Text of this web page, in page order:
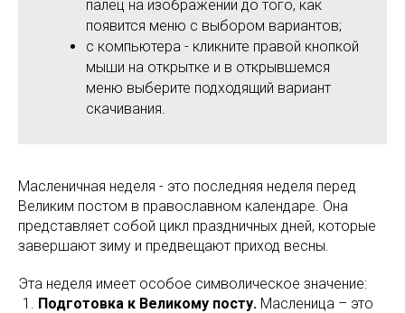
палец на изображении до того, как
появится меню с выбором вариантов;
с компьютера - кликните правой кнопкой
мыши на открытке и в открывшемся
меню выберите подходящий вариант
скачивания.
Масленичная неделя - это последняя неделя перед
Великим постом в православном календаре. Она
представляет собой цикл праздничных дней, которые
завершают зиму и предвещают приход весны.
Эта неделя имеет особое символическое значение:
Подготовка к Великому посту. Масленица – это